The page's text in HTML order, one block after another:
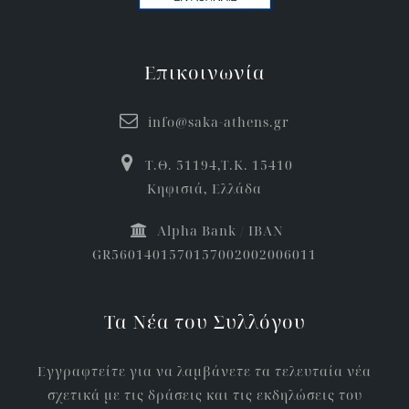
Επικοινωνία
info@saka-athens.gr
Τ.Θ. 51194,Τ.Κ. 15410
Κηφισιά, Ελλάδα
Αlpha Bank / IBAN
GR5601401570157002002006011
Τα Νέα του Συλλόγου
Εγγραφτείτε για να λαμβάνετε τα τελευταία νέα
σχετικά με τις δράσεις και τις εκδηλώσεις του